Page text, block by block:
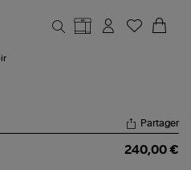
Partager
240,00 €